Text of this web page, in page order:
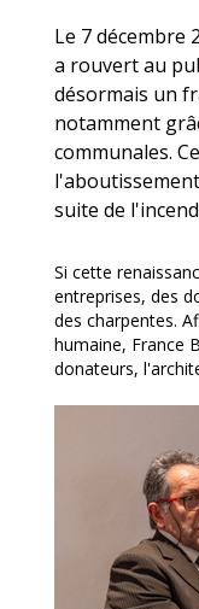
Le 7 décembre
a rouvert au
désormais un
notamment
communales.
suite de
Si cette
entreprises, des
des charpentes.
humaine, France
donateurs,